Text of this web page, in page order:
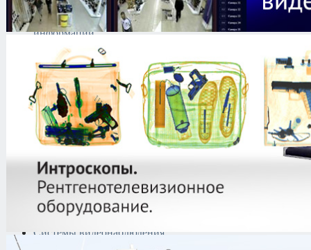
Поиск и выявление
каналов утечки
информации
Технические средства
защиты информации
Тепловизоры
Криминалистическая
техника
Поисково-досмотровое
оборудование
Средства
документирования и
Металлодетекторы
Полиграфы
Противокражные системы
Рации и Аксессуары
Переговорные устройства
Системы видеонаблюдения